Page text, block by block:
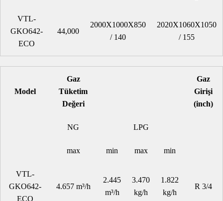
VTL-
GKO642-
ECO
44,000
2000X1000X850
/ 140
2020X1060X1050
/ 155
Model
Gaz
Tüketim
Değeri
Gaz
Girişi
(inch)
NG LPG
max min max min
VTL-
GKO642-
ECO
4.657 m³/h
2.445
m³/h
3.470
kg/h
1.822
kg/h
R 3/4